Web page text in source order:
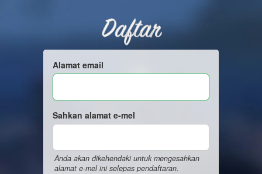
Daftar
Alamat email
Sahkan alamat e-mel
Anda akan dikehendaki untuk mengesahkan
alamat e-mel ini selepas pendaftaran.